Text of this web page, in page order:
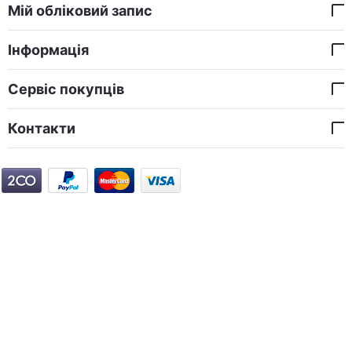
Мій обліковий запис
Інформація
Сервіс покупців
Контакти